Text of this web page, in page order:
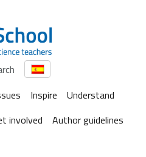
Inspire
Understand
involved Author guidelines